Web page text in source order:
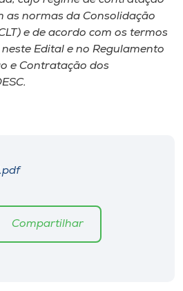
as normas da Consolidação
e de acordo com os termos
Edital e no Regulamento
e Contratação dos
Compartilhar